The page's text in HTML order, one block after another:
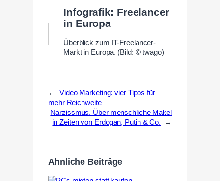
Infografik: Freelancer
in Europa
Überblick zum IT-Freelancer-
Markt in Europa. (Bild: © twago)
←
Video Marketing: vier Tipps für
mehr Reichweite
Narzissmus. Über menschliche Makel
in Zeiten von Erdogan, Putin & Co.
→
Ähnliche Beiträge